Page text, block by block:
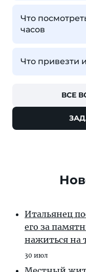
Что
часов
Что привезти
ВСЕ
Итальянец
его за
нажиться на
30 июл